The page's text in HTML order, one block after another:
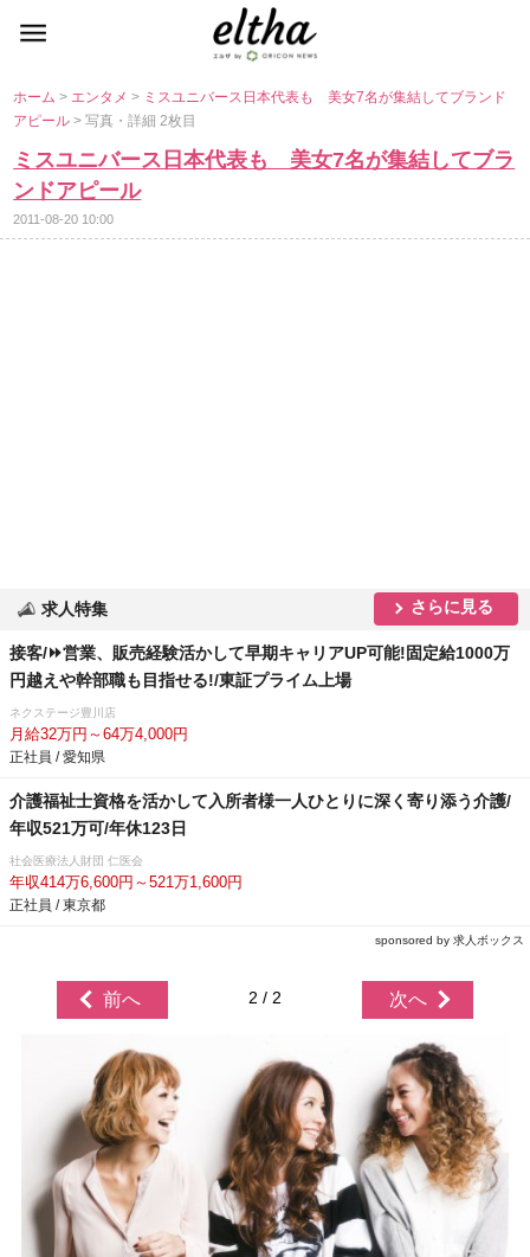
ホーム> エンタメ> ミスユニバース日本代表も 美女7名が集結してブランド
アピール> 写真・詳細 2枚目
ミスユニバース日本代表も 美女7名が集結してブラ
ンドアピール
2011-08-20 10:00
求人特集 さらに見る
接客/⏩️営業、販売経験活かして早期キャリアUP可能!固定給1000万
円越えや幹部職も目指せる!/東証プライム上場
ネクステージ豊川店
月給32万円～64万4,000円
正社員 / 愛知県
介護福祉士資格を活かして入所者様一人ひとりに深く寄り添う介護/
年収521万可/年休123日
社会医療法人財団 仁医会
年収414万6,600円～521万1,600円
正社員 / 東京都
sponsored by 求人ボックス
前へ 2 / 2 次へ